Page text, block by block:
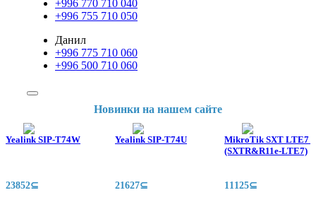
+996 770 710 040
+996 755 710 050
Данил
+996 775 710 060
+996 500 710 060
Новинки на нашем сайте
Yealink SIP-T74W
23852⊆
Yealink SIP-T74U
21627⊆
MikroTik SXT LTE7
(SXTR&R11e-LTE7)
11125⊆